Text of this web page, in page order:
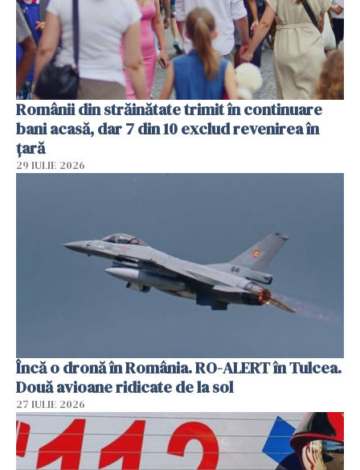
Românii din străinătate trimit în continuare
bani acasă, dar 7 din 10 exclud revenirea în
țară
29 IULIE 2026
Încă o dronă în România. RO-ALERT în Tulcea.
Două avioane ridicate de la sol
27 IULIE 2026